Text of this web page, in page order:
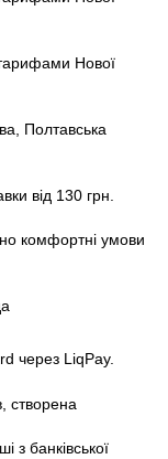
Нової
Полтавська
від 130 грн.
комфортні умови
через LiqPay.
створена
з банківської